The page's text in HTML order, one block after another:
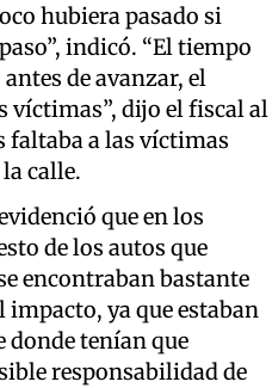
hubiera pasado si
indicó. “El tiempo
de avanzar, el
víctimas”, dijo el fiscal al
faltaba a las víctimas
calle.
que en los
de los autos que
encontraban bastante
ya que estaban
donde tenían que
responsabilidad de